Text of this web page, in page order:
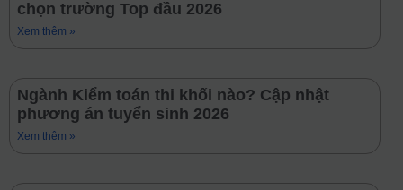
chọn trường Top đầu 2026
Xem thêm »
Ngành Kiểm toán thi khối nào? Cập nhật
phương án tuyển sinh 2026
Xem thêm »